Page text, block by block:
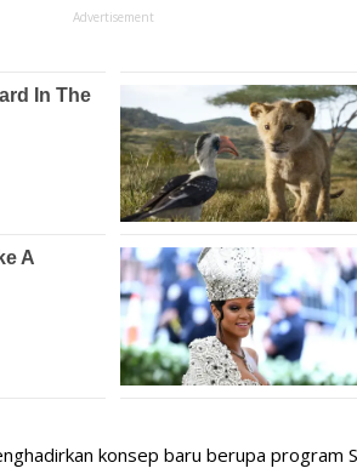
Advertisement
konsep baru berupa program